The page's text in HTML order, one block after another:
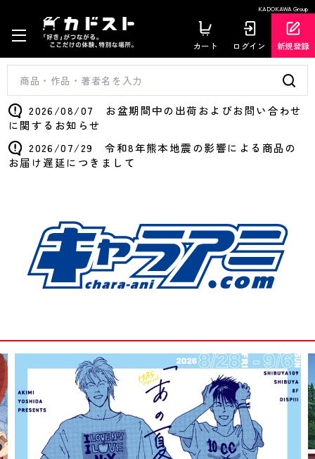
KADOKAWA Group
カート ログイン 新規登録
2026/08/07 お盆期間中の出荷およびお問い合わせ
に関するお知らせ
2026/07/29 令和8年熊本地震の影響による商品の
お届け遅延につきまして